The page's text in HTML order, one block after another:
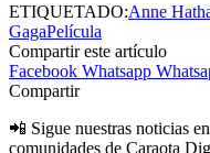
ETIQUETADO:Anne
GagaPelícula
Compartir este artículo
Facebook Whatsapp
Compartir
📲 Sigue nuestras noticias
comunidades de Caraota